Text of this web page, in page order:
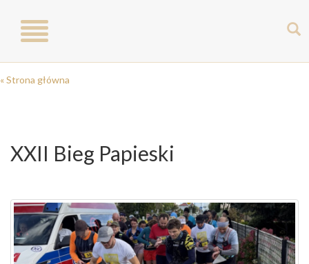
Toggle
navigation
« Strona główna
XXII Bieg Papieski